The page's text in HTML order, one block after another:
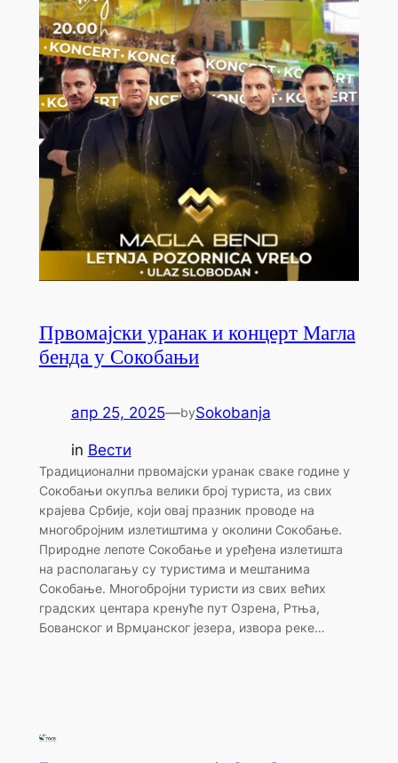
Првомајски уранак и концерт Магла
бенда у Сокобањи
апр 25, 2025—bySokobanja
in Вести
Традиционални првомајски уранак сваке године у
Сокобањи окупља велики број туриста, из свих
крајева Србије, који овај празник проводе на
многобројним излетиштима у околини Сокобање.
Природне лепоте Сокобање и уређена излетишта
на располагању су туристима и мештанима
Сокобање. Многобројни туристи из свих већих
градских центара кренуће пут Озрена, Ртња,
Бованског и Врмџанског језера, извора реке…